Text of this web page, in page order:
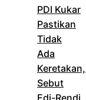
PDI Kukar
Pastikan
Tidak
Ada
Keretakan,
Sebut
Edi-Rendi